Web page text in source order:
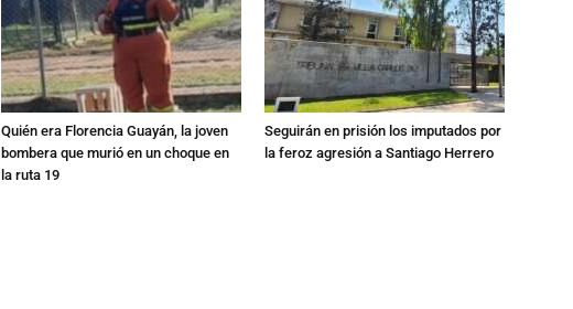
Quién era Florencia Guayán, la joven
bombera que murió en un choque en
la ruta 19
Seguirán en prisión los imputados por
la feroz agresión a Santiago Herrero